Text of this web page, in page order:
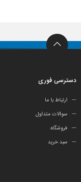
دسترسی فوری
ارتباط با ما
سوالات متداول
فروشگاه
سبد خرید